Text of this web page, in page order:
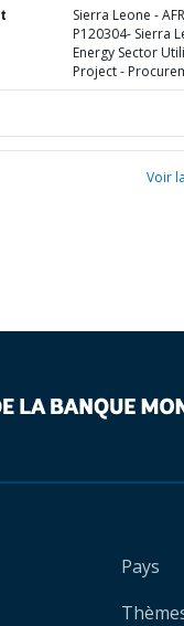
Sierra Leone -
P120304- Sierra
Energy Sector
Project -
Voir
Pays